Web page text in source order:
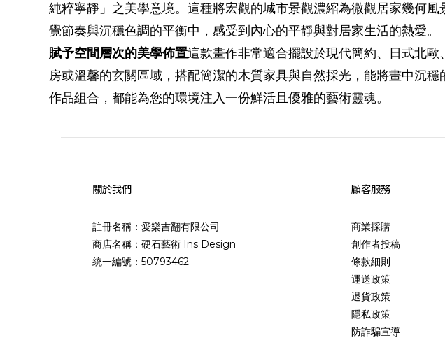
純粹寧靜」之美學意境。這種將宏觀的城市景觀濃縮為微觀居家幾何
覺節奏與沉穩色調的平衡中，感受到內心的平靜與對居家生活的熱愛。
賦予空間層次的美學佈置這款畫作非常適合擺設於現代簡約、日式北
房或溫馨的玄關區域，搭配簡潔的木質家具與自然採光，能將畫中沉
作品組合，都能為您的環境注入一份鮮活且優雅的藝術靈魂。
關於我們
註冊名稱：愛樂吉翻有限公司
商店名稱：硬石藝術 Ins Design
統一編號：50793462
顧客服務
商業採購
創作者投稿
條款細則
運送政策
退貨政策
隱私政策
防詐騙宣導